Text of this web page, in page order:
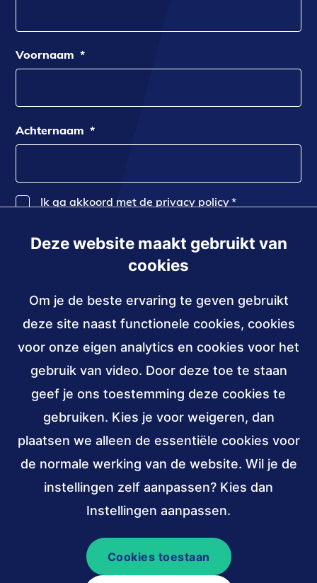
Deze website maakt gebruikt van
cookies
Om je de beste ervaring te geven gebruikt
deze site naast functionele cookies, cookies
voor onze eigen analytics en cookies voor het
gebruik van video. Door deze toe te staan
geef je ons toestemming deze cookies te
gebruiken. Kies je voor weigeren, dan
plaatsen we alleen de essentiële cookies voor
de normale werking van de website. Wil je de
instellingen zelf aanpassen? Kies dan
Instellingen aanpassen.
Cookies toestaan
Voornaam *
Achternaam *
Ik ga akkoord met de privacy policy*
Inschrijven
Contact
030 - 239 82 70
info@accessibility.nl (verzendt
email)
Sociale
media
LinkedIn
van
Stichting
Accessibility
van
Stichting
Accessibility
(externe
Verbonden
ANBI,
public
institutions
W3C
membership
© 2026 Stichting Accessibility